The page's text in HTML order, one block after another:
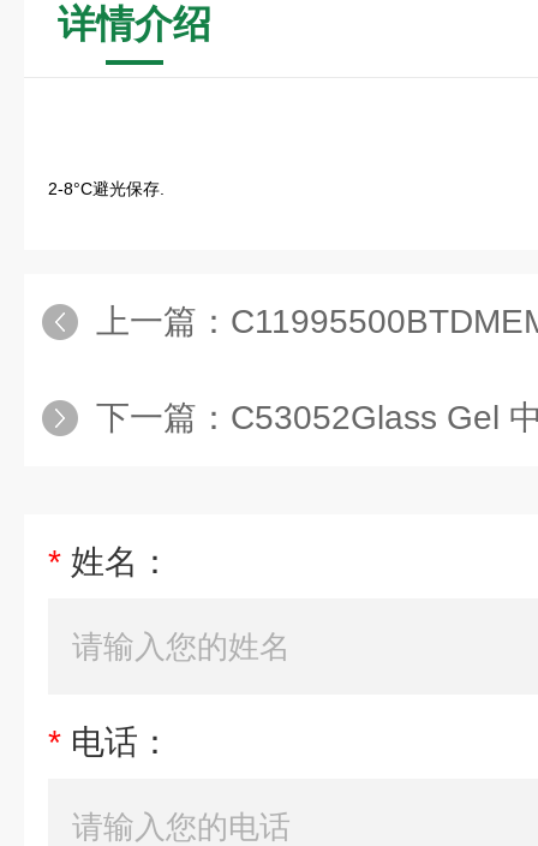
详情介绍
2-8°C避光保存.
上一篇： C11995500BTDMEM，高糖
下一篇： C53052Glass Gel 中型预
* 姓名：
* 电话：